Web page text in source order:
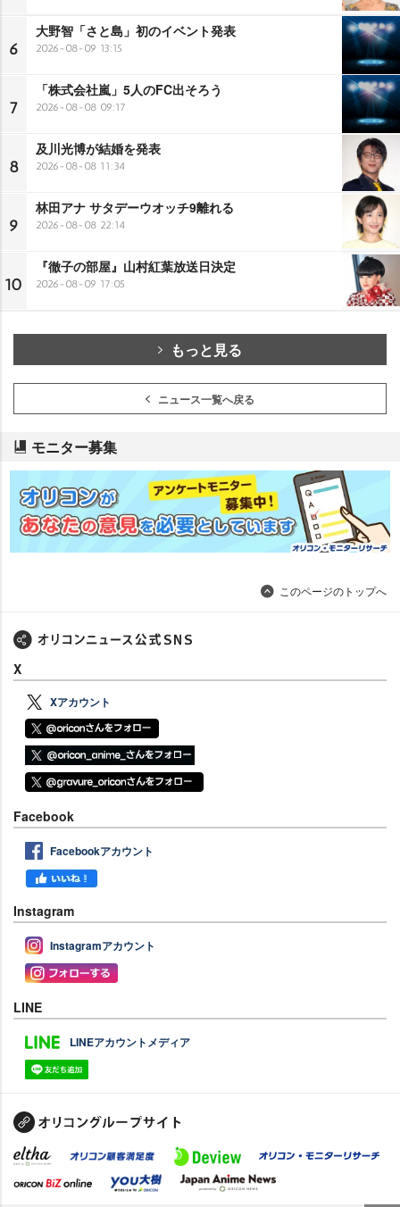
6
大野智「さと島」初のイベント発表
2026-08-09 13:15
7
「株式会社嵐」5人のFC出そろう
2026-08-08 09:17
8
及川光博が結婚を発表
2026-08-08 11:34
9
林田アナ サタデーウオッチ9離れる
2026-08-08 22:14
10
『徹子の部屋』山村紅葉放送日決定
2026-08-09 17:05
もっと見る
ニュース一覧へ戻る
モニター募集
このページのトップへ
X
Xアカウント
Facebook
Facebookアカウント
Instagram
Instagramアカウント
LINE
LINEアカウントメディア